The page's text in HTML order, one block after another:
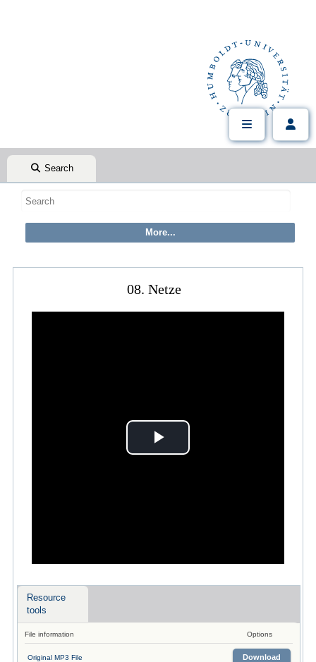
Search
08. Netze
Play
Resource
tools
File information Options
Original MP3 File Download